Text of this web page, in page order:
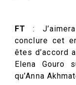
FT
:
conclure cet
êtes d’accord
Elena Gouro
qu’Anna